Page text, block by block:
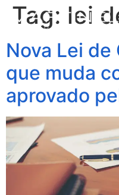
Tag: lei
Nova Lei
que muda
aprovado